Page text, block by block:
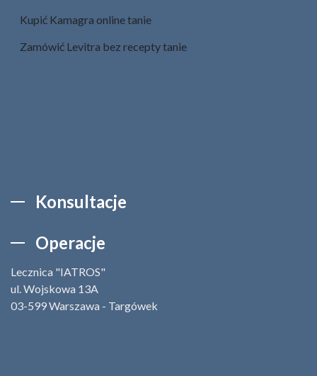
Kupić Kamagra online tanie
Zamówić Levitra bez recepty tanie
Konsultacje
Operacje
Lecznica "IATROS"
ul. Wojskowa 13A
03-599 Warszawa - Targówek